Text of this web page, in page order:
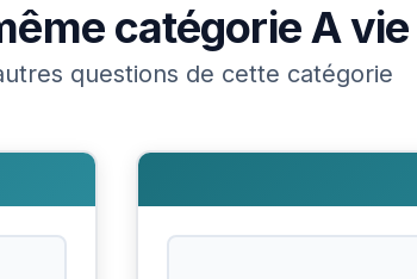
catégorieA vie
questions de cette catégorie